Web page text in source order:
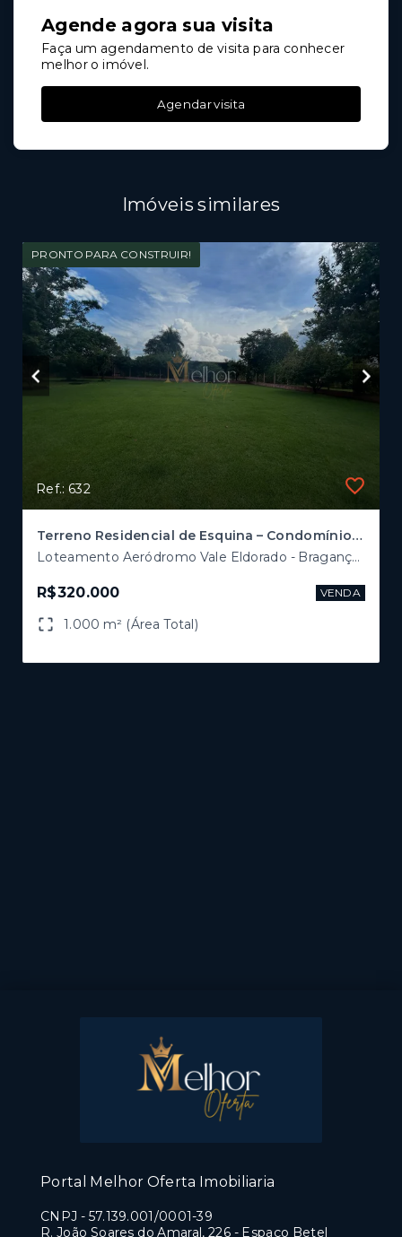
Agende agora sua visita
Faça um agendamento de visita para conhecer
melhor o imóvel.
Agendar visita
Imóveis similares
PRONTO PARA CONSTRUIR!
Ref.: 632
Terreno Residencial de Esquina – Condomínio Aeronáutico Vale Eldorado, Bragança Paulista - SP
Loteamento Aeródromo Vale Eldorado - Bragança Paulista/SP
R$320.000 VENDA
1.000 m² (Área Total)
Portal Melhor Oferta Imobiliaria
CNPJ - 57.139.001/0001-39
R. João Soares do Amaral, 226 - Espaço Betel